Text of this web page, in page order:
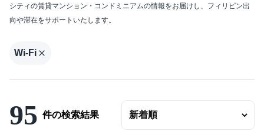
プールつき
Wifi完備
コンシェルジュ
シティの賃貸マンション・コンドミニアムの情報をお届けし、フィリピン出
向や滞在をサポートいたします。
Wi-Fi
95 件の検索結果